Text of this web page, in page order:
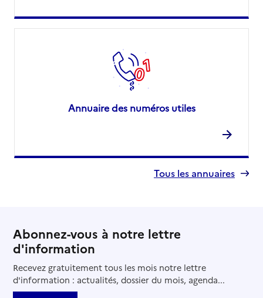
Annuaire des numéros utiles
Tous les annuaires
Abonnez-vous à notre lettre
d'information
Recevez gratuitement tous les mois notre lettre
d'information : actualités, dossier du mois, agenda...